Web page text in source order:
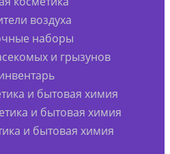
воздуха
наборы
и грызунов
и бытовая химия
и бытовая химия
и бытовая химия